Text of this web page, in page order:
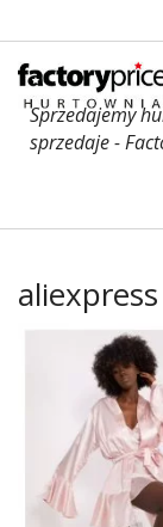
Sprzedajemy
sprzedaje -
aliexpress